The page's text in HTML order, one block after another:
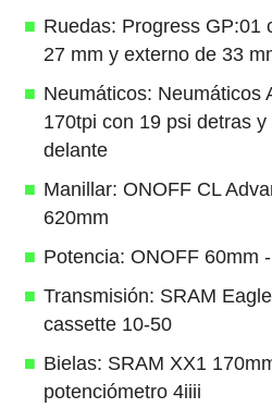
Ruedas: Progress GP:01
27 mm y externo de 33
Neumáticos: Neumáticos
170tpi con 19 psi detras
delante
Manillar: ONOFF CL
620mm
Potencia: ONOFF 60mm -
Transmisión: SRAM
cassette 10-50
Bielas: SRAM XX1
potenciómetro 4iiii